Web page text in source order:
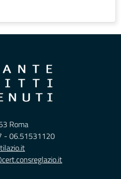
Roma
- 06.51531120